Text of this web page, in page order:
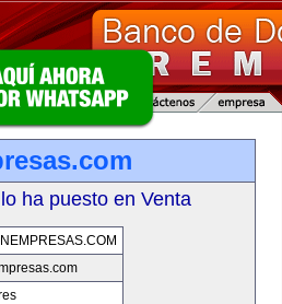
ha puesto en Venta